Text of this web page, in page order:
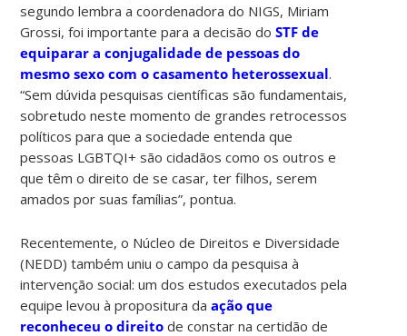
segundo lembra a coordenadora do NIGS, Miriam
Grossi, foi importante para a decisão doSTF de
equiparar a conjugalidade de pessoas do
mesmo sexo com o casamento heterossexual.
“Sem dúvida pesquisas científicas são fundamentais,
sobretudo neste momento de grandes retrocessos
políticos para que a sociedade entenda que
pessoas LGBTQI+ são cidadãos como os outros e
que têm o direito de se casar, ter filhos, serem
amados por suas famílias”, pontua.
Recentemente, o Núcleo de Direitos e Diversidade
(NEDD) também uniu o campo da pesquisa à
intervenção social: um dos estudos executados pela
equipe levou à propositura daação que
reconheceu o direitode constar na certidão de